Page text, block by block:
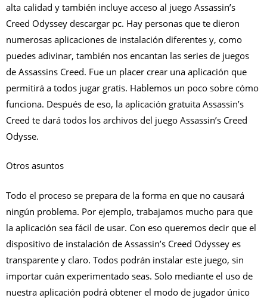
alta calidad y también incluye acceso al juego Assassin’s
Creed Odyssey descargar pc. Hay personas que te dieron
numerosas aplicaciones de instalación diferentes y, como
puedes adivinar, también nos encantan las series de juegos
de Assassins Creed. Fue un placer crear una aplicación que
permitirá a todos jugar gratis. Hablemos un poco sobre cómo
funciona. Después de eso, la aplicación gratuita Assassin’s
Creed te dará todos los archivos del juego Assassin’s Creed
Odysse.
Otros asuntos
Todo el proceso se prepara de la forma en que no causará
ningún problema. Por ejemplo, trabajamos mucho para que
la aplicación sea fácil de usar. Con eso queremos decir que el
dispositivo de instalación de Assassin’s Creed Odyssey es
transparente y claro. Todos podrán instalar este juego, sin
importar cuán experimentado seas. Solo mediante el uso de
nuestra aplicación podrá obtener el modo de jugador único